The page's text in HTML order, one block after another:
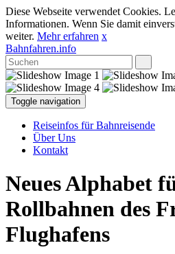
Diese Webseite verwendet Cookies.
Informationen. Wenn Sie damit
weiter. Mehr erfahren x
Bahnfahren.info
Toggle navigation
Reiseinfos für Bahnreisende
Über Uns
Kontakt
Neues Alphabet
Rollbahnen des
Flughafens